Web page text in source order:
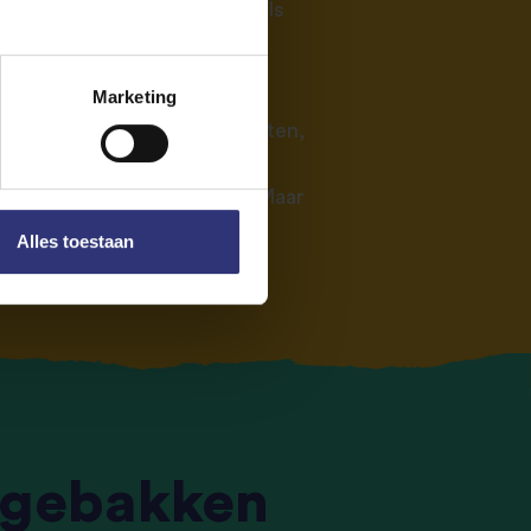
Marketing
Alles toestaan
met veel specerijen, zoals
foelie, koriander,
van vlees, rijst en groenten,
terwijl de biryani
werk, minder afwas. Maar